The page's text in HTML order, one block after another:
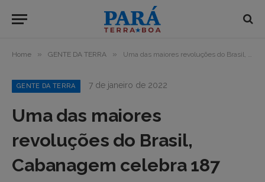
Home » GENTE DA TERRA » Uma das maiores revoluções do Brasil, Cabanagem celebra 187 anos
GENTE DA TERRA 7 de janeiro de 2022
Uma das maiores
revoluções do Brasil,
Cabanagem celebra 187